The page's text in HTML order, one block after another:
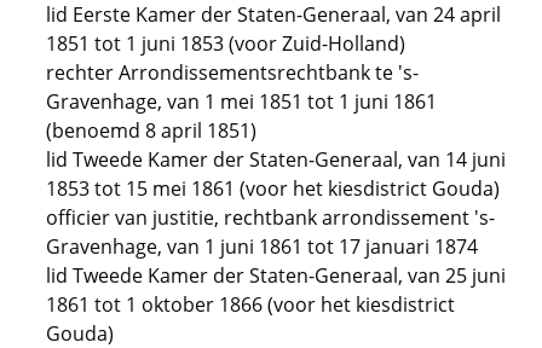
lid Eerste Kamer der Staten-Generaal, van 24 april
1851 tot 1 juni 1853 (voor Zuid-Holland)
rechter Arrondissementsrechtbank te 's-
Gravenhage, van 1 mei 1851 tot 1 juni 1861
(benoemd 8 april 1851)
lid Tweede Kamer der Staten-Generaal, van 14 juni
1853 tot 15 mei 1861 (voor het kiesdistrict Gouda)
officier van justitie, rechtbank arrondissement 's-
Gravenhage, van 1 juni 1861 tot 17 januari 1874
lid Tweede Kamer der Staten-Generaal, van 25 juni
1861 tot 1 oktober 1866 (voor het kiesdistrict
Gouda)